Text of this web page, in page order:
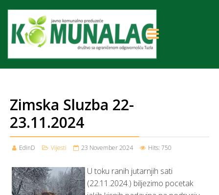
Zimska Sluzba 22-
23.11.2024
EdinD Vijesti 23 November 2024 Hits: 750
U toku ranih jutarnjih sati
(22.11.2024.) biljezimo pocetak